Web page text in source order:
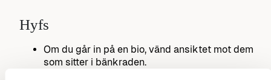
Hyfs
Om du går in på en bio, vänd ansiktet mot dem
som sitter i bänkraden.